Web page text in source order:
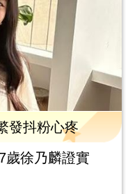
發抖粉心疼
徐乃麟證實